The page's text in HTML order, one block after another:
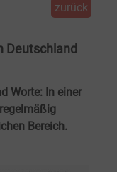
zurück
Deutschland
Worte: In einer
Bereich.